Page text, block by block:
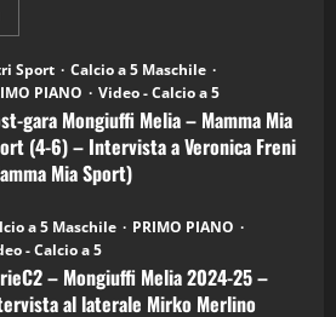
informazioni
Post-
gara
Mongiuffi
Melia
–
Mamma
Mia
Sport
6)
–
Intervista
a
mister
Arturo
Sport
Calcio a 5 Maschile
PIANO
Video - Calcio a 5
gara Mongiuffi Melia – Mamma Mia
(4-6) – Intervista a Veronica Freni
Mia Sport)
a 5 Maschile
PRIMO PIANO
- Calcio a 5
– Mongiuffi Melia 2024-25 –
al laterale Mirko Merlino
in Podcast
in Podcast: 28^ Puntata
21 Aprile 2026)
21/04/2026
in Podcast: 27^ Puntata
14 Aprile 2026)
15/04/2026